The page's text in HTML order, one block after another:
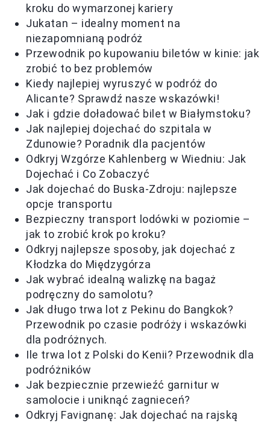
kroku do wymarzonej kariery
Jukatan – idealny moment na
niezapomnianą podróż
Przewodnik po kupowaniu biletów w kinie: jak
zrobić to bez problemów
Kiedy najlepiej wyruszyć w podróż do
Alicante? Sprawdź nasze wskazówki!
Jak i gdzie doładować bilet w Białymstoku?
Jak najlepiej dojechać do szpitala w
Zdunowie? Poradnik dla pacjentów
Odkryj Wzgórze Kahlenberg w Wiedniu: Jak
Dojechać i Co Zobaczyć
Jak dojechać do Buska-Zdroju: najlepsze
opcje transportu
Bezpieczny transport lodówki w poziomie –
jak to zrobić krok po kroku?
Odkryj najlepsze sposoby, jak dojechać z
Kłodzka do Międzygórza
Jak wybrać idealną walizkę na bagaż
podręczny do samolotu?
Jak długo trwa lot z Pekinu do Bangkok?
Przewodnik po czasie podróży i wskazówki
dla podróżnych.
Ile trwa lot z Polski do Kenii? Przewodnik dla
podróżników
Jak bezpiecznie przewieźć garnitur w
samolocie i uniknąć zagnieceń?
Odkryj Favignanę: Jak dojechać na rajską